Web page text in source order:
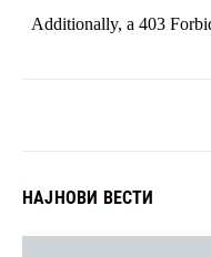
НАЈНОВИ ВЕСТИ